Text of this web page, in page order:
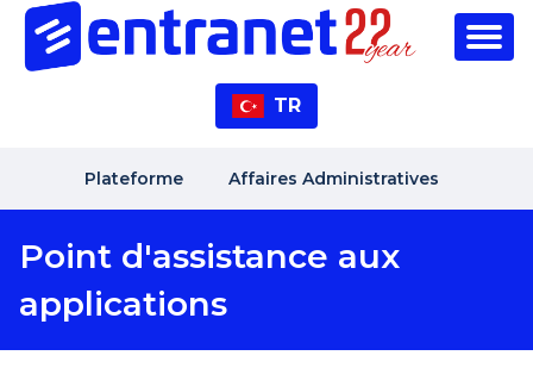
TR
Plateforme Affaires Administratives
Point d'assistance aux
applications